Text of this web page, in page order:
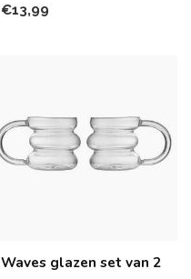
€13,99
Waves glazen set van 2